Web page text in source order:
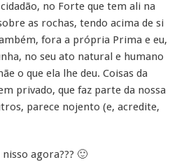
no Forte que tem ali na
as rochas, tendo acima de si
fora a própria Prima e eu,
no seu ato natural e humano
o que ela lhe deu. Coisas da
privado, que faz parte da nossa
parece nojento (e, acredite,
agora??? 🙂